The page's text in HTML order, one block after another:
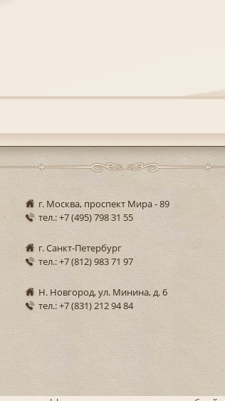
г. Москва, проспект Мира - 89
тел.: +7 (495) 798 31 55
г. Санкт-Петербург
тел.: +7 (812) 983 71 97
Н. Новгород, ул. Минина, д. 6
тел.: +7 (831) 212 94 84